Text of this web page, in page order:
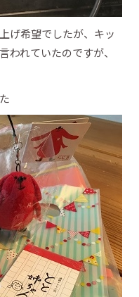
げ希望でしたが、キッ
われていたのですが、